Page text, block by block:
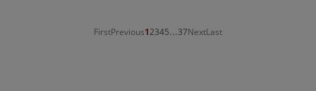
FirstPrevious12345...37NextLast